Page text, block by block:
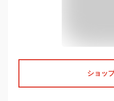
ショッ